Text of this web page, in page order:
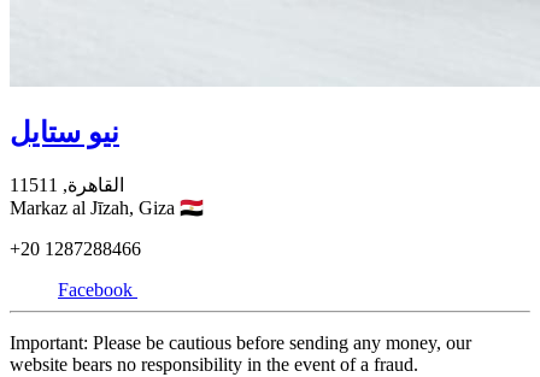
نيو ستايل
القاهرة, 11511
Markaz al Jīzah, Giza 🇪🇬
+20 1287288466
Facebook
Important: Please be cautious before sending any money, our
website bears no responsibility in the event of a fraud.